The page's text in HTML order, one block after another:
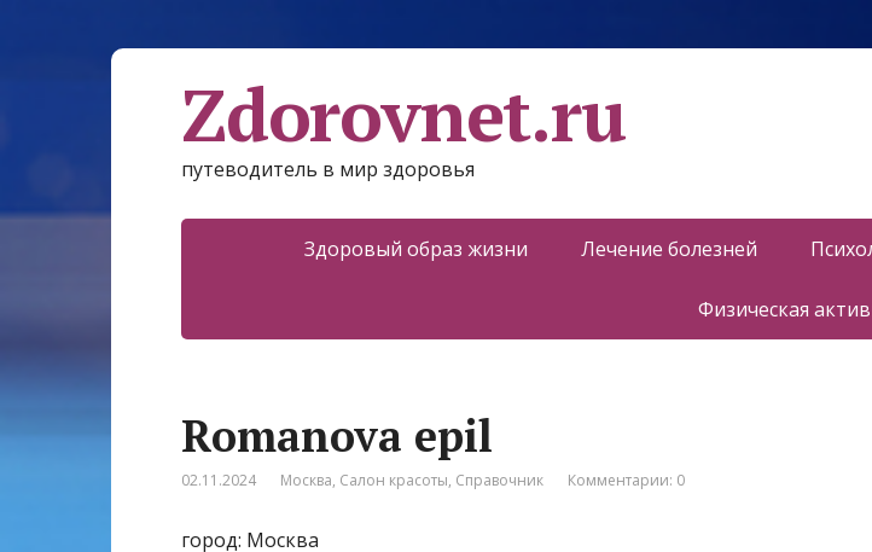
Zdorovnet.ru
путеводитель в мир здоровья
Здоровый образ жизни Лечение болезней
Физическая
Romanova epil
02.11.2024 Москва, Салон красоты, Справочник Комментарии: 0
город: Москва